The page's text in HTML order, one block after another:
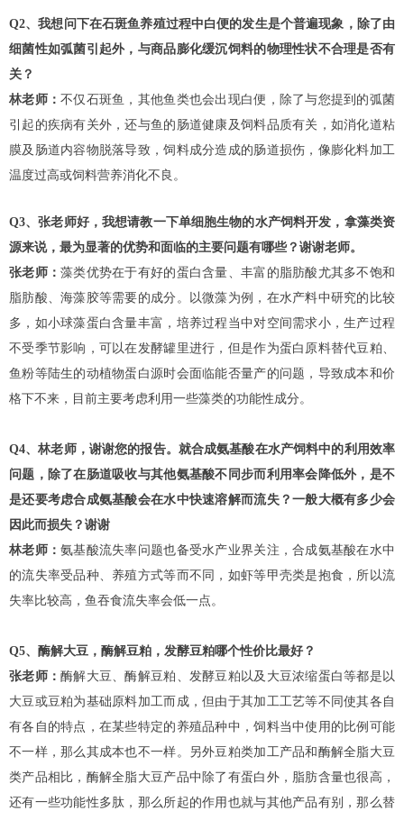
Q2、我想问下在石斑鱼养殖过程中白便的发生是个普遍现象，除了由
细菌性如弧菌引起外，与商品膨化缓沉饲料的物理性状不合理是否有
关？
林老师：不仅石斑鱼，其他鱼类也会出现白便，除了与您提到的弧菌
引起的疾病有关外，还与鱼的肠道健康及饲料品质有关，如消化道粘
膜及肠道内容物脱落导致，饲料成分造成的肠道损伤，像膨化料加工
温度过高或饲料营养消化不良。
Q3、张老师好，我想请教一下单细胞生物的水产饲料开发，拿藻类资
源来说，最为显著的优势和面临的主要问题有哪些？谢谢老师。
张老师：藻类优势在于有好的蛋白含量、丰富的脂肪酸尤其多不饱和
脂肪酸、海藻胶等需要的成分。以微藻为例，在水产料中研究的比较
多，如小球藻蛋白含量丰富，培养过程当中对空间需求小，生产过程
不受季节影响，可以在发酵罐里进行，但是作为蛋白原料替代豆粕、
鱼粉等陆生的动植物蛋白源时会面临能否量产的问题，导致成本和价
格下不来，目前主要考虑利用一些藻类的功能性成分。
Q4、林老师，谢谢您的报告。就合成氨基酸在水产饲料中的利用效率
问题，除了在肠道吸收与其他氨基酸不同步而利用率会降低外，是不
是还要考虑合成氨基酸会在水中快速溶解而流失？一般大概有多少会
因此而损失？谢谢
林老师：氨基酸流失率问题也备受水产业界关注，合成氨基酸在水中
的流失率受品种、养殖方式等而不同，如虾等甲壳类是抱食，所以流
失率比较高，鱼吞食流失率会低一点。
Q5、酶解大豆，酶解豆粕，发酵豆粕哪个性价比最好？
张老师：酶解大豆、酶解豆粕、发酵豆粕以及大豆浓缩蛋白等都是以
大豆或豆粕为基础原料加工而成，但由于其加工工艺等不同使其各自
有各自的特点，在某些特定的养殖品种中，饲料当中使用的比例可能
不一样，那么其成本也不一样。另外豆粕类加工产品和酶解全脂大豆
类产品相比，酶解全脂大豆产品中除了有蛋白外，脂肪含量也很高，
还有一些功能性多肽，那么所起的作用也就与其他产品有别，那么替